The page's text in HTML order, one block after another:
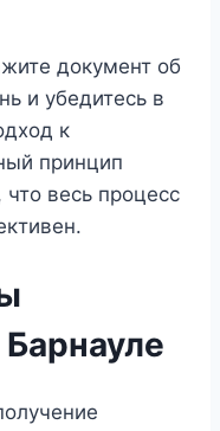
документ об
и убедитесь в
к
принцип
весь процесс